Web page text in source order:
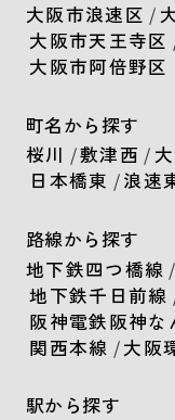
大阪市浪速区 /
大阪市天王寺区
大阪市阿倍野区
町名から探す
桜川 /敷津西 /
日本橋東 /浪速
路線から探す
地下鉄四つ橋線 /
地下鉄千日前線
阪神電鉄阪神な
関西本線 /大阪
駅から探す